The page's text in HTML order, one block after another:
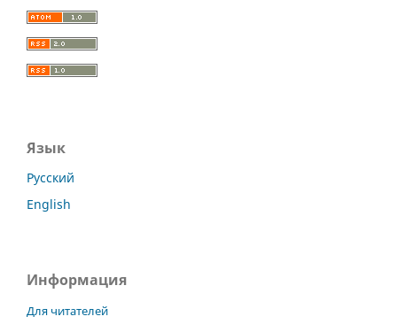
Язык
Русский
English
Информация
Для читателей